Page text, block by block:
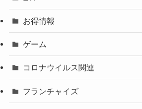
お得情報
ゲーム
コロナウイルス関連
フランチャイズ